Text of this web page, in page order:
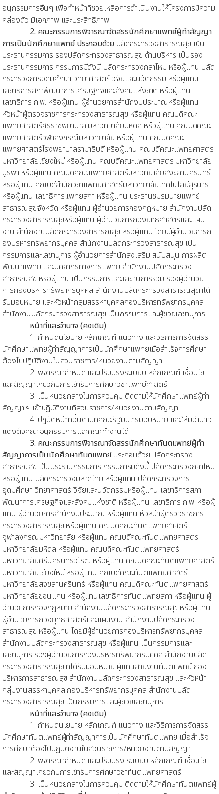
อนุกรรมการอื่นๆ เพื่อทำหน้าที่ช่วยเหลือการดำเนินงานให้โครงการมีความ
คล่องตัว มีเอกภาพ และประสิทธิภาพ
2. คณะกรรมการพิจารณาจัดสรรนักศึกษาแพทย์ผู้ทำสัญญา
การเป็นนักศึกษาแพทย์ ประกอบด้วย ปลัดกระทรวงสาธารณสุข เป็น
ประธานกรรมการ รองปลัดกระทรวงสาธารณสุข ด้านบริหาร เป็นรอง
ประธานกรรมการ กรรมการมีดังนี้ ปลัดกระทรวงกลาโหม หรือผู้แทน ปลัด
กระทรวงการอุดมศึกษา วิทยาศาสตร์ วิจัยและนวัตกรรม หรือผู้แทน
เลขาธิการสภาพัฒนาการเศรษฐกิจและสังคมแห่งชาติ หรือผู้แทน
เลขาธิการ ก.พ. หรือผู้แทน ผู้อำนวยการสำนักงบประมาณหรือผู้แทน
หัวหน้าผู้ตรวจราชการกระทรวงสาธารณสุข หรือผู้แทน คณบดีคณะ
แพทยศาสตร์ศิริราชพยาบาล มหาวิทยาลัยมหิดล หรือผู้แทน คณบดีคณะ
แพทยศาสตร์จุฬาลงกรณ์มหาวิทยาลัย หรือผู้แทน คณบดีคณะ
แพทยศาสตร์โรงพยาบาลรามาธิบดี หรือผู้แทน คณบดีคณะแพทยศาสตร์
มหาวิทยาลัยเชียงใหม่ หรือผู้แทน คณบดีคณะแพทยศาสตร์ มหาวิทยาลัย
บูรพา หรือผู้แทน คณบดีคณะแพทยศาสตร์มหาวิทยาลัยสงขลานครินทร์
หรือผู้แทน คณบดีสำนักวิชาแพทยศาสตร์มหาวิทยาลัยเทคโนโลยีสุรนารี
หรือผู้แทน เลขาธิการแพทยสภา หรือผู้แทน ประธานชมรมนายแพทย์
สาธารณสุขจังหวัด หรือผู้แทน ผู้อำนวยการกองกฎหมาย สำนักงานปลัด
กระทรวงสาธารณสุขหรือผู้แทน ผู้อำนวยการกองยุทธศาสตร์และแผน
งาน สำนักงานปลัดกระทรวงสาธารณสุข หรือผู้แทน โดยมีผู้อำนวยการก
องบริหารทรัพยากรบุคคล สำนักงานปลัดกระทรวงสาธารณสุข เป็น
กรรมการและเลขานุการ ผู้อำนวยการสำนักส่งเสริม สนับสนุน การผลิต
พัฒนาแพทย์ และบุคลากรทางการแพทย์ สำนักงานปลัดกระทรวง
สาธารณสุข หรือผู้แทน เป็นกรรมการและเลขานุการร่วม รองผู้อำนวย
การกองบริหารทรัพยากรบุคคล สำนักงานปลัดกระทรวงสาธารณสุขที่ได้
รับมอบหมาย และหัวหน้ากลุ่มสรรหาบุคคลกองบริหารทรัพยากรบุคคล
สำนักงานปลัดกระทรวงสาธารณสุข เป็นกรรมการและผู้ช่วยเลขานุการ
หน้าที่และอำนาจ (คงเดิม)
1. กำหนดนโยบาย หลักเกณฑ์ แนวทาง และวิธีการการจัดสรร
นักศึกษาแพทย์ผู้ทำสัญญาการเป็นนักศึกษาแพทย์เมื่อสำเร็จการศึกษา
ต้องไปปฏิบัติงานในส่วนราชการ/หน่วยงานตามสัญญา
2. พิจารณากำหนด และปรับปรุงระเบียบ หลักเกณฑ์ เงื่อนไข
และสัญญาเกี่ยวกับการเข้ารับการศึกษาวิชาแพทย์ศาสตร์
3. เป็นหน่วยกลางในการควบคุม ติดตามให้นักศึกษาแพทย์ผู้ทำ
สัญญา ฯ เข้าปฏิบัติงานที่ส่วนราชการ/หน่วยงานตามสัญญา
4. ปฏิบัติหน้าที่อื่นตามที่คณะรัฐมนตรีมอบหมาย และให้มีอำนาจ
แต่งตั้งคณะอนุกรรมการและคณะทำงานได้
3. คณะกรรมการพิจารณาจัดสรรนักศึกษาทันตแพทย์ผู้ทำ
สัญญาการเป็นนักศึกษาทันตแพทย์ประกอบด้วย ปลัดกระทรวง
สาธารณสุข เป็นประธานกรรมการ กรรมการมีดังนี้ ปลัดกระทรวงกลาโหม
หรือผู้แทน ปลัดกระทรวงมหาดไทย หรือผู้แทน ปลัดกระทรวงการ
อุดมศึกษา วิทยาศาสตร์ วิจัยและนวัตกรรมหรือผู้แทน เลขาธิการสภา
พัฒนาการเศรษฐกิจและสังคมแห่งชาติ หรือผู้แทน เลขาธิการ ก.พ. หรือผู้
แทน ผู้อำนวยการสำนักงบประมาณ หรือผู้แทน หัวหน้าผู้ตรวจราชการ
กระทรวงสาธารณสุข หรือผู้แทน คณบดีคณะทันตแพทยศาสตร์
จุฬาลงกรณ์มหาวิทยาลัย หรือผู้แทน คณบดีคณะทันตแพทยศาสตร์
มหาวิทยาลัยมหิดล หรือผู้แทน คณบดีคณะทันตแพทยศาสตร์
มหาวิทยาลัยศรีนครินทรวิโรฒ หรือผู้แทน คณบดีคณะทันตแพทยศาสตร์
มหาวิทยาลัยเชียงใหม่ หรือผู้แทน คณบดีคณะทันตแพทยศาสตร์
มหาวิทยาลัยสงขลานครินทร์ หรือผู้แทน คณบดีคณะทันตแพทยศาสตร์
มหาวิทยาลัยขอนแก่น หรือผู้แทนเลขาธิการทันตแพทยสภา หรือผู้แทน ผู้
อำนวยการกองกฎหมาย สำนักงานปลัดกระทรวงสาธารณสุข หรือผู้แทน
ผู้อำนวยการกองยุทธศาสตร์และแผนงาน สำนักงานปลัดกระทรวง
สาธารณสุข หรือผู้แทน โดยมีผู้อำนวยการกองบริหารทรัพยากรบุคคล
สำนักงานปลัดกระทรวงสาธารณสุข หรือผู้แทน เป็นกรรมการและ
เลขานุการ รองผู้อำนวยการกองบริหารทรัพยากรบุคคล สำนักงานปลัด
กระทรวงสาธารณสุข ที่ได้รับมอบหมาย ผู้แทนสายงานทันตแพทย์ กอง
บริหารการสาธารณสุข สำนักงานปลัดกระทรวงสาธารณสุข และหัวหน้า
กลุ่มงานสรรหาบุคคล กองบริหารทรัพยากรบุคคล สำนักงานปลัด
กระทรวงสาธารณสุข เป็นกรรมการและผู้ช่วยเลขานุการ
หน้าที่และอำนาจ (คงเดิม)
1. กำหนดนโยบาย หลักเกณฑ์ แนวทาง และวิธีการการจัดสรร
นักศึกษาทันตแพทย์ผู้ทำสัญญาการเป็นนักศึกษาทันตแพทย์ เมื่อสำเร็จ
การศึกษาต้องไปปฏิบัติงานในส่วนราชการ/หน่วยงานตามสัญญา
2. พิจารณากำหนด และปรับปรุง ระเบียบ หลักเกณฑ์ เงื่อนไข
และสัญญาเกี่ยวกับการเข้ารับการศึกษาวิชาทันตแพทยศาสตร์
3. เป็นหน่วยกลางในการควบคุม ติดตามให้นักศึกษาทันตแพทย์ผู้